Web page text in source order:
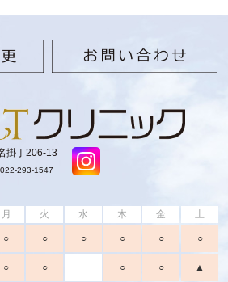
掛丁206-13
293-1547
月 火 水 木 金 土
○ ○ ○ ○ ○ ○
○ ○ ○ ○ ▲